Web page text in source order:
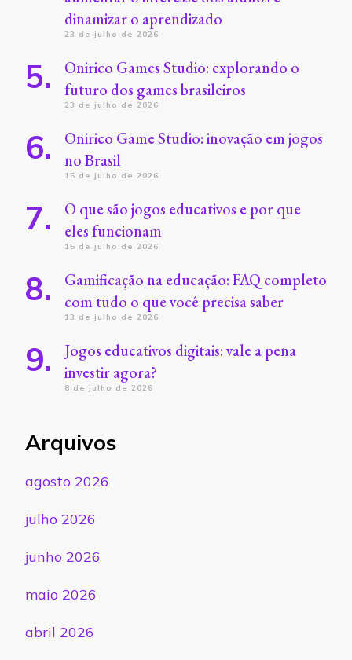
dinamizar o aprendizado
23 de julho de 2026
Onirico Games Studio: explorando o
futuro dos games brasileiros
23 de julho de 2026
Onirico Game Studio: inovação em jogos
no Brasil
15 de julho de 2026
O que são jogos educativos e por que
eles funcionam
15 de julho de 2026
Gamificação na educação: FAQ completo
com tudo o que você precisa saber
13 de julho de 2026
Jogos educativos digitais: vale a pena
investir agora?
8 de julho de 2026
Arquivos
agosto 2026
julho 2026
junho 2026
maio 2026
abril 2026